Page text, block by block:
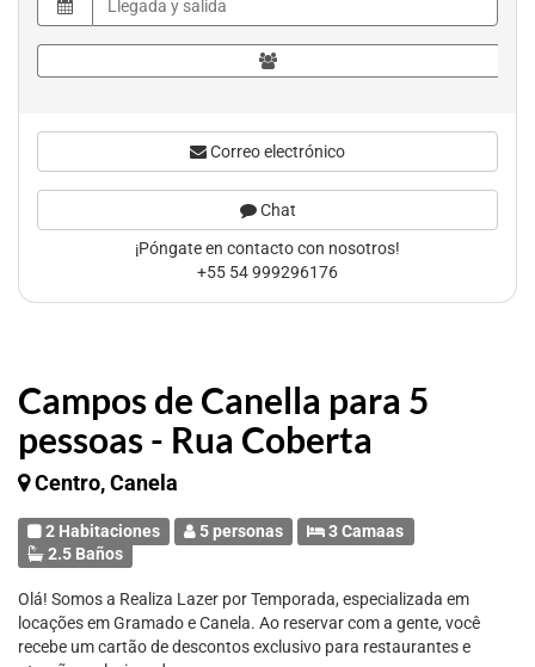
Campos de Canella para 5
pessoas - Rua Coberta
Centro, Canela
2 Habitaciones 5 personas
3 Camaas
2.5 Baños
Olá! Somos a Realiza Lazer por Temporada, especializada em
locações em Gramado e Canela. Ao reservar com a gente, você
recebe um cartão de descontos exclusivo para restaurantes e
Correo electrónico
Chat
¡Póngate en contacto con nosotros!
+55 54 999296176